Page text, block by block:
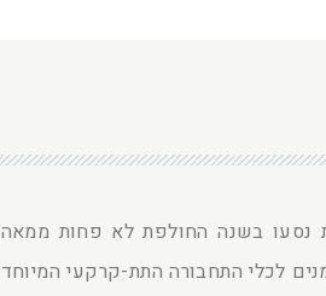
נסעו בשנה החולפת לא פחות ממאה
לכלי התחבורה התת-קרקעי המיוחד